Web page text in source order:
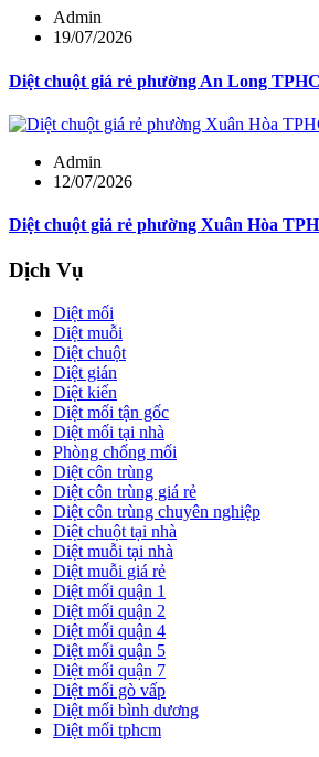
Admin
19/07/2026
Diệt chuột giá rẻ phường An Long
Admin
12/07/2026
Diệt chuột giá rẻ phường Xuân Hòa
Dịch Vụ
Diệt mối
Diệt muỗi
Diệt chuột
Diệt gián
Diệt kiến
Diệt mối tận gốc
Diệt mối tại nhà
Phòng chống mối
Diệt côn trùng
Diệt côn trùng giá rẻ
Diệt côn trùng chuyên nghiệp
Diệt chuột tại nhà
Diệt muỗi tại nhà
Diệt muỗi giá rẻ
Diệt mối quận 1
Diệt mối quận 2
Diệt mối quận 4
Diệt mối quận 5
Diệt mối quận 7
Diệt mối gò vấp
Diệt mối bình dương
Diệt mối tphcm